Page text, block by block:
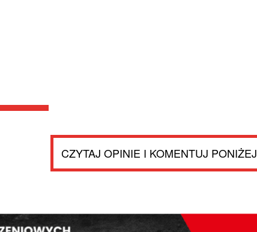
CZYTAJ OPINIE I KOMENTUJ PONIŻEJ